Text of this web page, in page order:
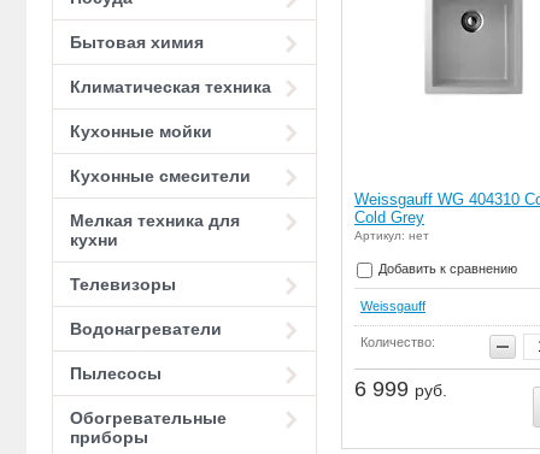
Бытовая химия
Климатическая техника
Кухонные мойки
Кухонные смесители
Мелкая техника для
кухни
Телевизоры
Водонагреватели
Пылесосы
Обогревательные
приборы
Weissgauff WG 404310
Cold Grey
Артикул: нет
Добавить к сравнению
Weissgauff
Количество:
6 999 руб.